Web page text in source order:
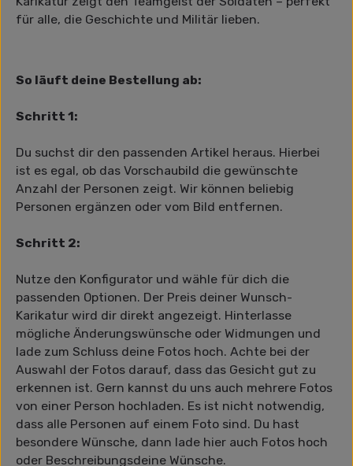
für alle, die Geschichte und Militär lieben.
So läuft deine Bestellung ab:
Schritt 1:
Du suchst dir den passenden Artikel heraus. Hierbei
ist es egal, ob das Vorschaubild die gewünschte
Anzahl der Personen zeigt. Wir können beliebig
Personen ergänzen oder vom Bild entfernen.
Schritt 2:
Nutze den Konfigurator und wähle für dich die
passenden Optionen. Der Preis deiner Wunsch-
Karikatur wird dir direkt angezeigt. Hinterlasse
mögliche Änderungswünsche oder Widmungen und
lade zum Schluss deine Fotos hoch. Achte bei der
Auswahl der Fotos darauf, dass das Gesicht gut zu
erkennen ist. Gern kannst du uns auch mehrere Fotos
von einer Person hochladen. Es ist nicht notwendig,
dass alle Personen auf einem Foto sind. Du hast
besondere Wünsche, dann lade hier auch Fotos hoch
oder Beschreibungsdeine Wünsche.